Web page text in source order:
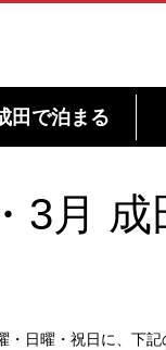
田で泊まる
3月
・日曜・祝日に、下記